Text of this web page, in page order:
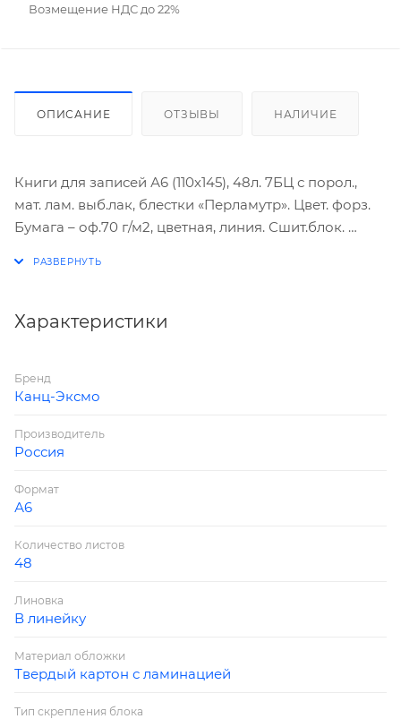
Возмещение НДС до 22%
ОПИСАНИЕ ОТЗЫВЫ НАЛИЧИЕ
Книги для записей А6 (110х145), 48л. 7БЦ с порол.,
мат. лам. выб.лак, блестки «Перламутр». Цвет. форз.
Бумага – оф.70 г/м2, цветная, линия. Сшит.блок.
Характеристики
Бренд
Канц-Эксмо
Производитель
Россия
Формат
А6
Количество листов
48
Линовка
В линейку
Материал обложки
Твердый картон с ламинацией
Тип скрепления блока